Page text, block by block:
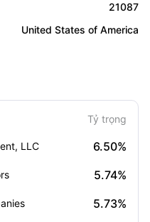
21087
United States of America
Tỷ trọng
LLC 6.50%
5.74%
5.73%